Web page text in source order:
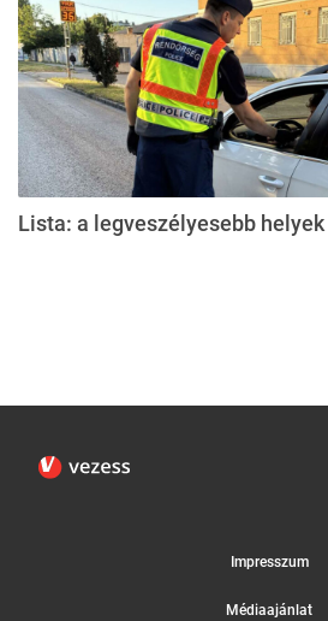
Lista: a legveszélyesebb
Impresszum
Médiaajánlat